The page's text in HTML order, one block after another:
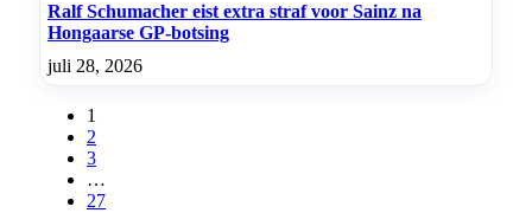
Ralf Schumacher eist extra straf voor Sainz na
Hongaarse GP-botsing
juli 28, 2026
1
2
3
…
27